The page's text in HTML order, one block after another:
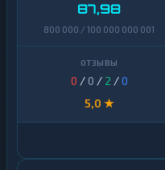
87,98
800 000 / 100 000 000 001
0 / 0 / 2 /0
5,0 ★